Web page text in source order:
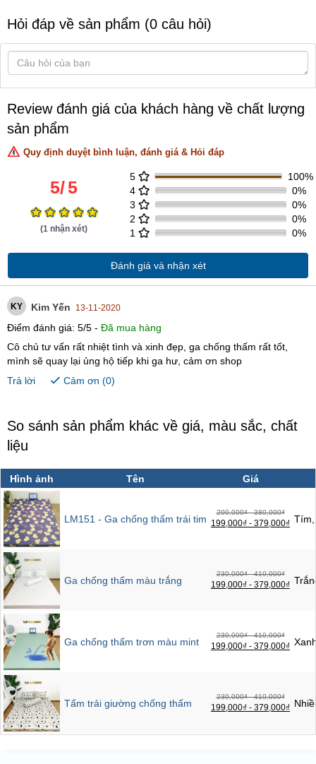
Hỏi đáp về sản phẩm (0 câu hỏi)
Review đánh giá của khách hàng về chất lượng
sản phẩm
Quy định duyệt bình luận, đánh giá & Hỏi đáp
5/5
(1 nhận xét)
5
100%
4
0%
3
0%
2
0%
1
0%
Đánh giá và nhận xét
KY Kim Yến 13-11-2020
Điểm đánh giá: 5/5 - Đã mua hàng
Cô chủ tư vấn rất nhiệt tình và xinh đẹp, ga chống thấm rất tốt,
mình sẽ quay lại ủng hộ tiếp khi ga hư, cảm ơn shop
Trả lời
Cảm ơn (0)
So sánh sản phẩm khác về giá, màu sắc, chất
liệu
Hình ảnh Tên Giá
LM151 - Ga chống thấm trái tim
200,000₫ - 380,000₫
199,000₫ - 379,000₫
Ga chống thấm màu trắng
230,000₫ - 410,000₫
199,000₫ - 379,000₫
Ga chống thấm trơn màu mint
230,000₫ - 410,000₫
199,000₫ - 379,000₫
Tấm trải giường chống thấm
230,000₫ - 410,000₫
199,000₫ - 379,000₫